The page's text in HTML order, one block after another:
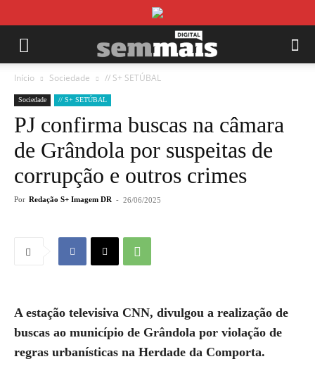
Início Sociedade // S+ SETÚBAL
Sociedade // S+ SETÚBAL
PJ confirma buscas na câmara
de Grândola por suspeitas de
corrupção e outros crimes
Por Redação S+ Imagem DR - 26/06/2025
A estação televisiva CNN, divulgou a realização de
buscas ao município de Grândola por violação de
regras urbanísticas na Herdade da Comporta.